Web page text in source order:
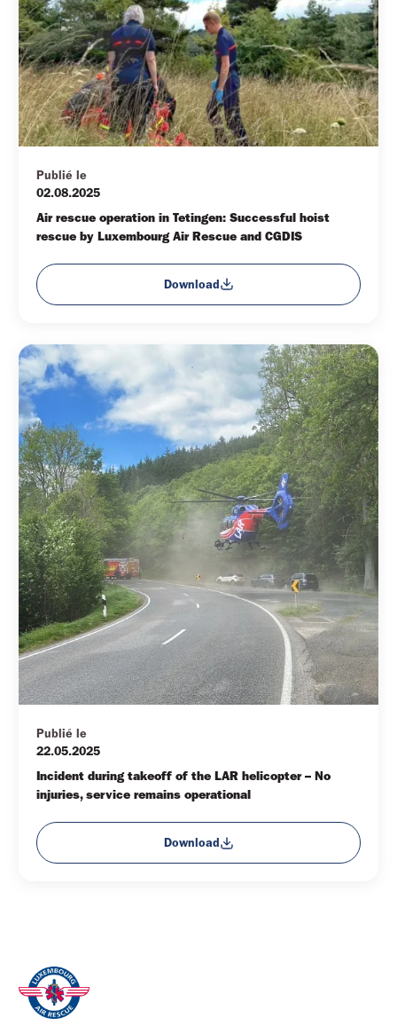
Publié le
02.08.2025
Air rescue operation in Tetingen: Successful hoist
rescue by Luxembourg Air Rescue and CGDIS
Download
Publié le
22.05.2025
Incident during takeoff of the LAR helicopter – No
injuries, service remains operational
Download